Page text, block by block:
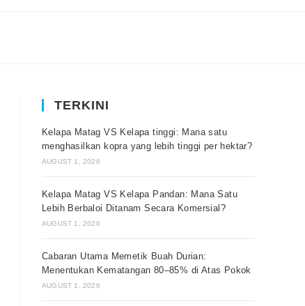
TERKINI
Kelapa Matag VS Kelapa tinggi: Mana satu
menghasilkan kopra yang lebih tinggi per hektar?
AUGUST 1, 2026
Kelapa Matag VS Kelapa Pandan: Mana Satu
Lebih Berbaloi Ditanam Secara Komersial?
AUGUST 1, 2026
Cabaran Utama Memetik Buah Durian:
Menentukan Kematangan 80–85% di Atas Pokok
AUGUST 1, 2026